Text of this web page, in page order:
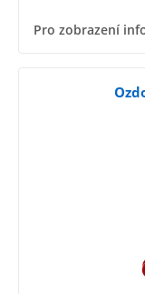
Pro zobrazení